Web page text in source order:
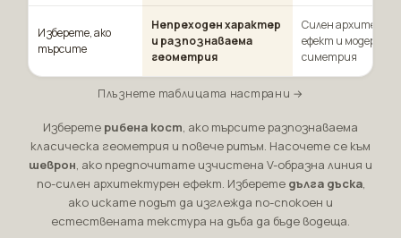
Изберете, ако
търсите
Непреходен характер
и разпознаваема
геометрия
Силен
ефект и модерна
симетрия
Плъзнете таблицата настрани →
Изберете рибена кост, ако търсите разпознаваема
класическа геометрия и повече ритъм. Насочете се към
шеврон, ако предпочитате изчистена V-образна линия и
по-силен архитектурен ефект. Изберете дълга дъска,
ако искате подът да изглежда по-спокоен и
естествената текстура на дъба да бъде водеща.